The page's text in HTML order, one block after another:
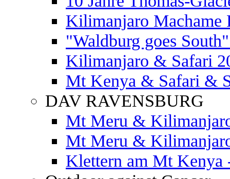
Kilimanjaro Machame
"Waldburg goes
Kilimanjaro & Safari
Mt Kenya & Safari &
DAV RAVENSBURG
Mt Meru &
Mt Meru &
Klettern am Mt